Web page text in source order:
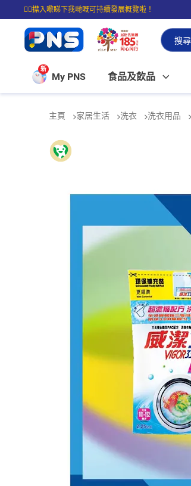
☝🏼㩒入嚟睇下我哋嘅可持續發展概覽啦！
⭐購物滿$399即享免費送貨；滿$100即可免費店取。
新
My PNS 食品及飲品
主頁 家居生活 洗衣 洗衣用品